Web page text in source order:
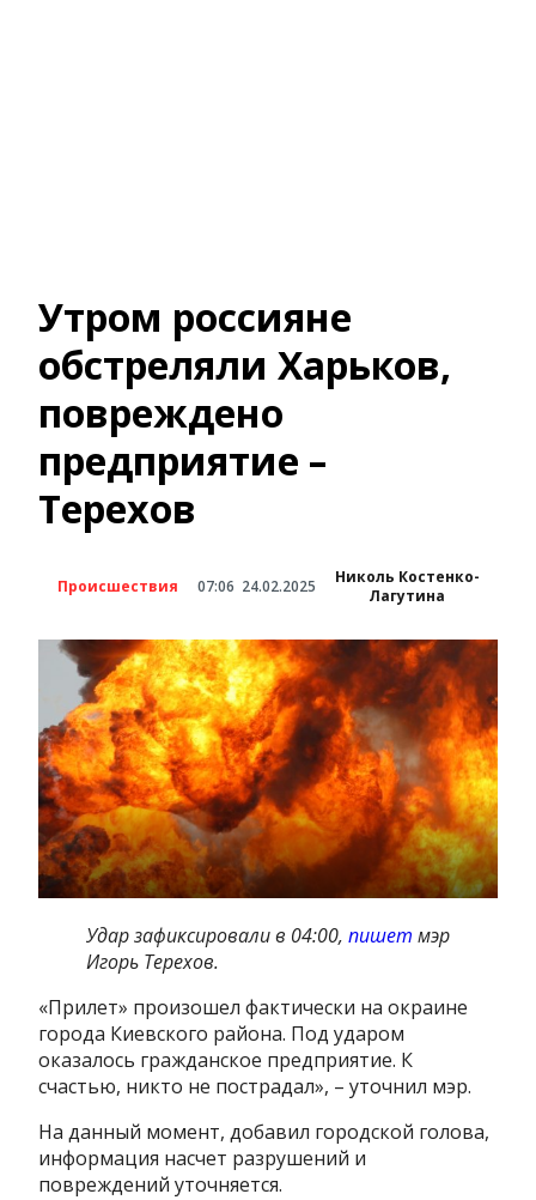
Утром россияне
обстреляли Харьков,
повреждено
предприятие –
Терехов
Происшествия 07:06 24.02.2025
Николь Костенко-
Лагутина
Удар зафиксировали в 04:00,пишет мэр
Игорь Терехов.
«Прилет» произошел фактически на окраине
города Киевского района. Под ударом
оказалось гражданское предприятие. К
счастью, никто не пострадал», – уточнил мэр.
На данный момент, добавил городской голова,
информация насчет разрушений и
повреждений уточняется.